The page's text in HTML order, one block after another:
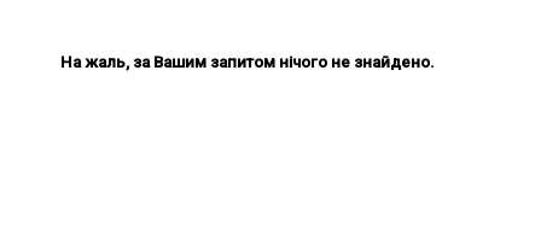
На жаль, за Вашим запитом нічого не знайдено.